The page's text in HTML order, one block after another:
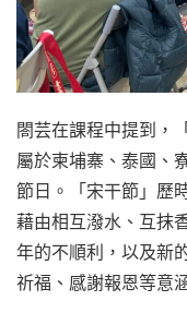
閤芸在課程中提到，
屬於柬埔寨、泰國、
節日。「宋干節」歷
藉由相互潑水、互抹
年的不順利，以及新
祈福、感謝報恩等意